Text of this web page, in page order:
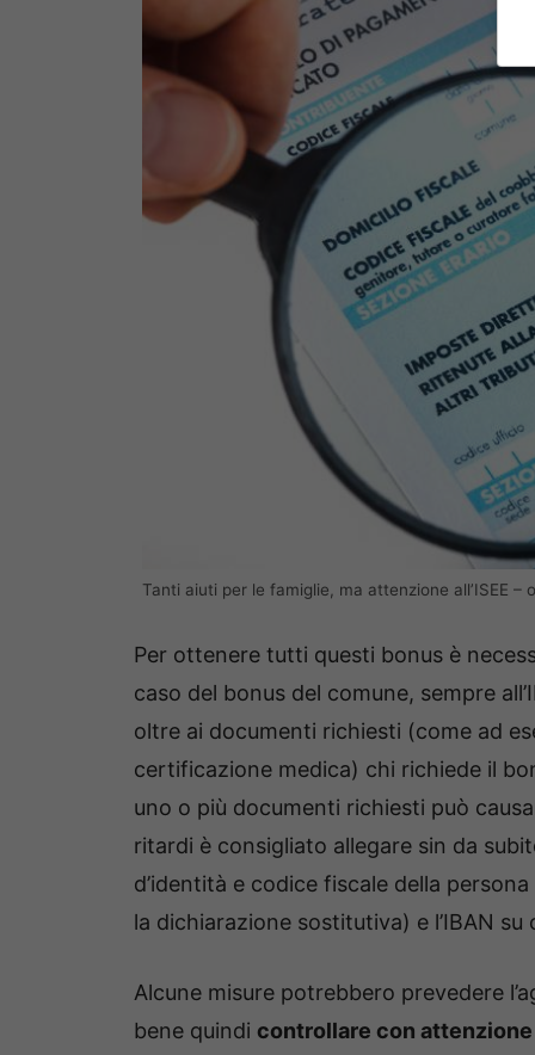
Tanti aiuti per le famiglie, ma attenzione all’ISEE –
Per ottenere tutti questi bonus è
caso del bonus del comune, sempre
oltre ai documenti richiesti (come ad
certificazione medica) chi richiede il
uno o più documenti richiesti può
ritardi è consigliato allegare sin da
d’identità e codice fiscale della
la dichiarazione sostitutiva) e l’IBAN su
Alcune misure potrebbero prevedere
bene quindi controllare con